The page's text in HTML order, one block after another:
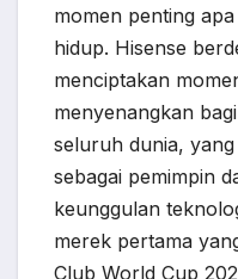
momen penting
hidup. Hisense
menciptakan
menyenangkan
seluruh dunia,
sebagai pemimpin
keunggulan
merek pertama
Club World Cup